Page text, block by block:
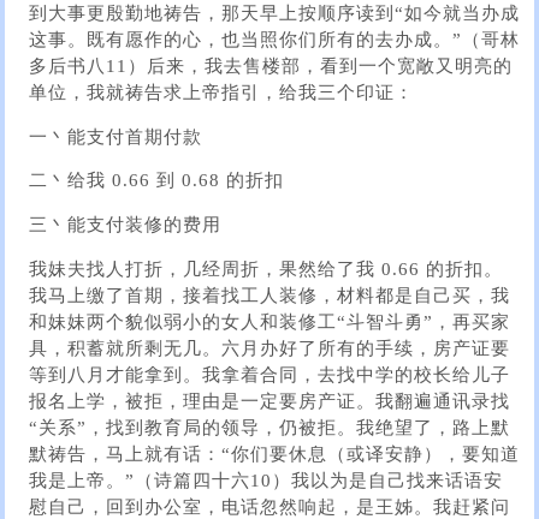
到大事更殷勤地祷告，那天早上按顺序读到“如今就当办成
这事。既有愿作的心，也当照你们所有的去办成。”（哥林
多后书八11）后来，我去售楼部，看到一个宽敞又明亮的
单位，我就祷告求上帝指引，给我三个印证：
一丶能支付首期付款
二丶给我 0.66 到 0.68 的折扣
三丶能支付装修的费用
我妹夫找人打折，几经周折，果然给了我 0.66 的折扣。
我马上缴了首期，接着找工人装修，材料都是自己买，我
和妹妹两个貌似弱小的女人和装修工“斗智斗勇”，再买家
具，积蓄就所剩无几。六月办好了所有的手续，房产证要
等到八月才能拿到。我拿着合同，去找中学的校长给儿子
报名上学，被拒，理由是一定要房产证。我翻遍通讯录找
“关系”，找到教育局的领导，仍被拒。我绝望了，路上默
默祷告，马上就有话：“你们要休息（或译安静），要知道
我是上帝。”（诗篇四十六10）我以为是自己找来话语安
慰自己，回到办公室，电话忽然响起，是王姊。我赶紧问